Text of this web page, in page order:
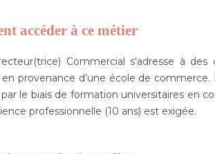
accéder à ce métier
Commercial s’adresse à
en provenance d’une école de
le biais de formation universitaires en
professionnelle (10 ans) est exigée.